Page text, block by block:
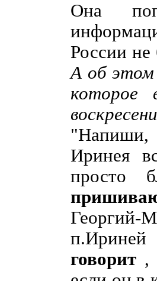
Она
России не
А об этом
которое
"Напиши,
Иринея
просто
говорит ,